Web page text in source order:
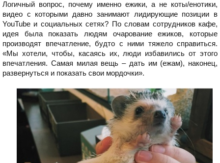
Логичный вопрос, почему именно ежики, а не коты/енотики,
видео с которыми давно занимают лидирующие позиции в
YouTube и социальных сетях? По словам сотрудников кафе,
идея была показать людям очарование ежиков, которые
производят впечатление, будто с ними тяжело справиться.
«Мы хотели, чтобы, касаясь их, люди избавились от этого
впечатления. Самая милая вещь – дать им (ежам), наконец,
развернуться и показать свои мордочки».